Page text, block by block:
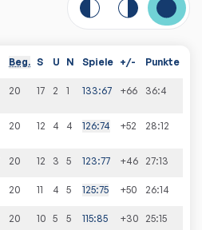
Beg. S U N Spiele +/- Punkte
20 17 2 1 133:67 +66 36:4
20 12 4 4 126:74 +52 28:12
20 12 3 5 123:77 +46 27:13
20 11 4 5 125:75 +50 26:14
20 10 5 5 115:85 +30 25:15